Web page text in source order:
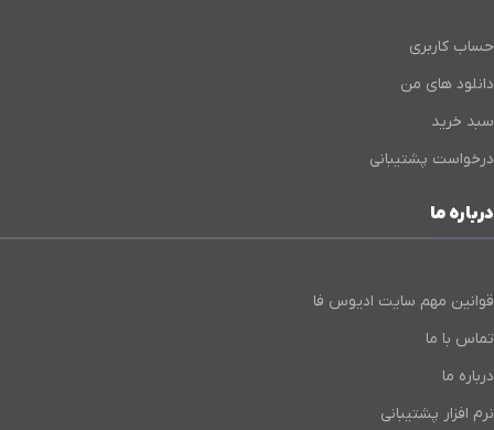
حساب کاربری
دانلود های من
سبد خرید
درخواست پشتیبانی
درباره ما
قوانین مهم سایت ادیوس فا
تماس با ما
درباره ما
نرم افزار پشتیبانی